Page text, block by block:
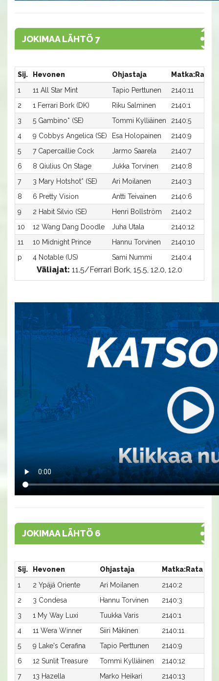
JOKIMAA LÄHTÖ 7
Sij. Hevonen Ohjastaja Matka:Rata
1
11 All Star Mint Tapio Perttunen 2140:11
2
1 Ferrari Bork (DK) Riku Salminen 2140:1
3
5 Gambino* (SE) Tommi Kylliäinen 2140:5
4
9 Cobbys Angelica (SE) Esa Holopainen 2140:9
5
7 Capercaillie Cock Jarmo Saarela 2140:7
6
8 Qiulius On Stage Jukka Torvinen 2140:8
7
3 Mary Hotshot* (SE) Ari Moilanen 2140:3
8
6 Pretty Vision Antti Teivainen 2140:6
9
2 Habit Silvio (SE) Henri Bollström 2140:2
10
12 Wang Dang Doodle Juha Utala 2140:12
11
10 Midnight Prince Hannu Torvinen 2140:10
p
4 Notable (US) Sami Nummi 2140:4
Väliajat: 11.5/Ferrari Bork, 15.5, 12.0, 12.0
JOKIMAA LÄHTÖ 6
Sij. Hevonen Ohjastaja Matka:Rata
1
2 Ypäjä Oriente Ari Moilanen 2140:2
2
3 Condesa Hannu Torvinen 2140:3
3
1 My Way Luxi Tuukka Varis 2140:1
4
11 Wera Winner Siiri Mäkinen 2140:11
5
9 Lake's Cerafina Tapio Perttunen 2140:9
6
12 Sunlit Treasure Tommi Kylliäinen 2140:12
7
13 Hazella Marko Heikari 2140:13